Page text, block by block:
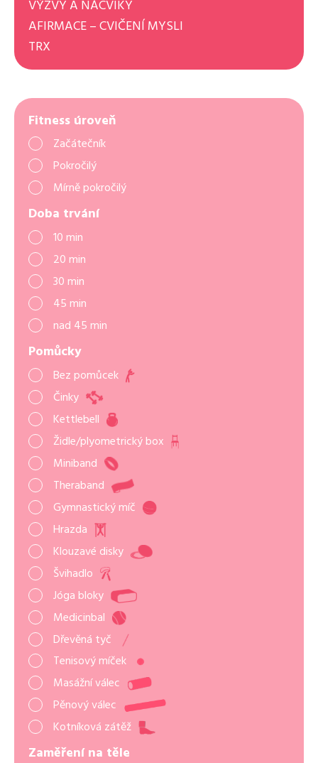
VÝZVY A NÁCVIKY
AFIRMACE – CVIČENÍ MYSLI
TRX
Fitness úroveň
Začátečník
Pokročilý
Mírně pokročilý
Doba trvání
10 min
20 min
30 min
45 min
nad 45 min
Pomůcky
Bez pomůcek
Činky
Kettlebell
Židle/plyometrický box
Miniband
Theraband
Gymnastický míč
Hrazda
Klouzavé disky
Švihadlo
Jóga bloky
Medicinbal
Dřevěná tyč
Tenisový míček
Masážní válec
Pěnový válec
Kotníková zátěž
Zaměření na těle